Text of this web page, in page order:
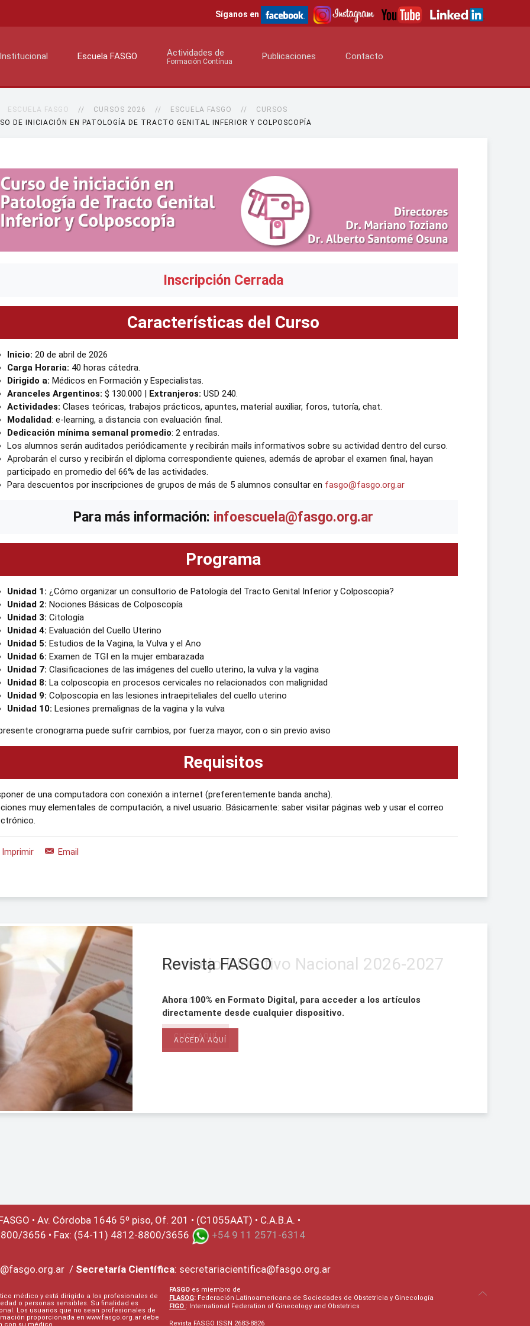
Síganos en
Institucional Escuela FASGO Actividades de
Formación Contínua Publicaciones Contacto
ESCUELA FASGO CURSOS 2026 ESCUELA FASGO
CURSOS
DE INICIACIÓN EN PATOLOGÍA DE TRACTO GENITAL INFERIOR Y COLPOSCOPÍA
Inscripción Cerrada
Características del Curso
Inicio: 20 de abril de 2026
Carga Horaria: 40 horas cátedra.
Dirigido a: Médicos en Formación y Especialistas.
Aranceles Argentinos: $ 130.000 | Extranjeros: USD 240.
Actividades: Clases teóricas, trabajos prácticos, apuntes, material auxiliar, foros, tutoría, chat.
Modalidad: e-learning, a distancia con evaluación final.
Dedicación mínima semanal promedio: 2 entradas.
Los alumnos serán auditados periódicamente y recibirán mails informativos sobre su actividad dentro del curso.
Aprobarán el curso y recibirán el diploma correspondiente quienes, además de aprobar el examen final, hayan
participado en promedio del 66% de las actividades.
Para descuentos por inscripciones de grupos de más de 5 alumnos consultar en fasgo@fasgo.org.ar
Para más información: infoescuela@fasgo.org.ar
Programa
Unidad 1: ¿Cómo organizar un consultorio de Patología del Tracto Genital Inferior y Colposcopia?
Unidad 2: Nociones Básicas de Colposcopía
Unidad 3: Citología
Unidad 4: Evaluación del Cuello Uterino
Unidad 5: Estudios de la Vagina, la Vulva y el Ano
Unidad 6: Examen de TGI en la mujer embarazada
Unidad 7: Clasificaciones de las imágenes del cuello uterino, la vulva y la vagina
Unidad 8: La colposcopia en procesos cervicales no relacionados con malignidad
Unidad 9: Colposcopia en las lesiones intraepiteliales del cuello uterino
Unidad 10: Lesiones premalignas de la vagina y la vulva
cronograma puede sufrir cambios, por fuerza mayor, con o sin previo aviso
Requisitos
de una computadora con conexión a internet (preferentemente banda ancha).
muy elementales de computación, a nivel usuario. Básicamente: saber visitar páginas web y usar el correo
Imprimir Email
Revista FASGO
Ahora 100% en Formato Digital, para acceder a los artículos
directamente desde cualquier dispositivo.
ACCEDA AQUÍ
Acceda todos los webinarios de FASGO
CLICK AQUÍ
Una herramienta indispensable para todos los profesionales de la
especialidad.
Consejo Directivo Nacional 2026-2027
CLICK AQUÍ
• Av. Córdoba 1646 5º piso, Of. 201 • (C1055AAT) • C.A.B.A. •
3656 • Fax: (54-11) 4812-8800/3656
+54 9 11 2571-6314
/ Secretaría Científica: secretariacientifica@fasgo.org.ar
médico y está dirigido a los profesionales de
o personas sensibles. Su finalidad es
Los usuarios que no sean profesionales de
proporcionada en www.fasgo.org.ar debe
FASGO es miembro de
FLASOG: Federación Latinoamericana de Sociedades de Obstetricia y Ginecología
FIGO : International Federation of Ginecology and Obstetrics
Revista FASGO ISSN 2683-8826